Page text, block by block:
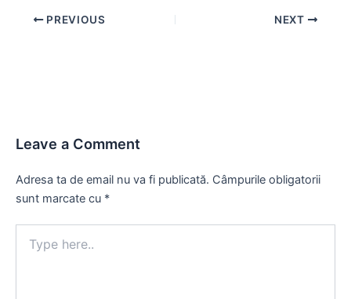
Post PREVIOUS NEXT
Leave a Comment
Adresa ta de email nu va fi publicată. Câmpurile obligatorii
sunt marcate cu *
here..